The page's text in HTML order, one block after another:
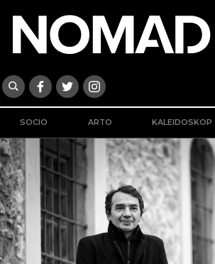
SOCIO ARTO KALEIDOSKOP